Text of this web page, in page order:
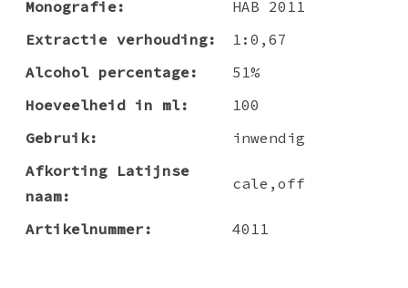
Monografie:
HAB 2011
Extractie verhouding:
1:0,67
Alcohol percentage:
51%
Hoeveelheid in ml:
100
Gebruik:
inwendig
Afkorting Latijnse
naam:
cale,off
Artikelnummer: 4011